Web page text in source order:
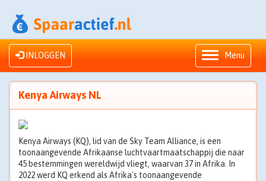
Menu
INLOGGEN
Kenya Airways NL
Kenya Airways (KQ), lid van de Sky Team Alliance, is een
toonaangevende Afrikaanse luchtvaartmaatschappij die naar
45 bestemmingen wereldwijd vliegt, waarvan 37 in Afrika. In
2022 werd KQ erkend als Afrika's toonaangevende